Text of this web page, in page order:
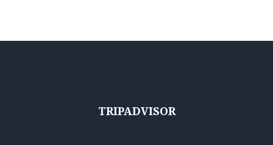
TRIPADVISOR